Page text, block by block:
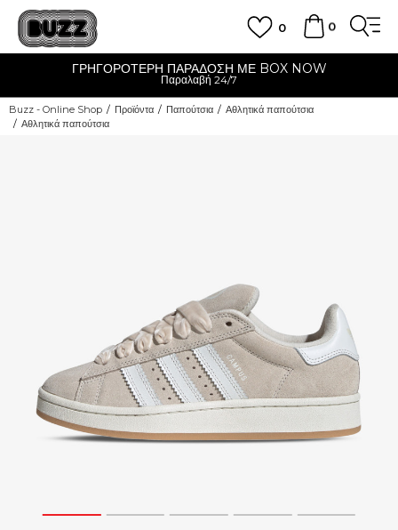
0
0
ΓΡΗΓΟΡΟΤΕΡΗ ΠΑΡΑΔΟΣΗ ΜΕ BOX NOW
Παραλαβή 24/7
Buzz - Online Shop Προϊόντα Παπούτσια
Αθλητικά παπούτσια
Αθλητικά παπούτσια
1 2 3 4 5